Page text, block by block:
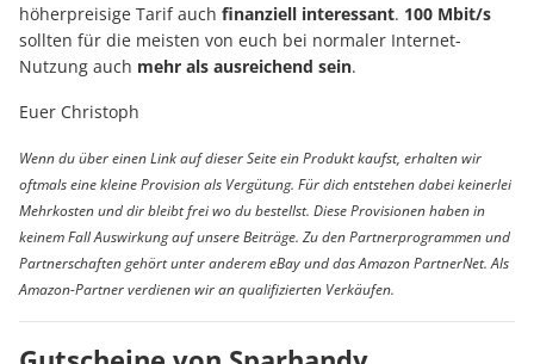
höherpreisige Tarif auch finanziell interessant. 100 Mbit/s
sollten für die meisten von euch bei normaler Internet-
Nutzung auch mehr als ausreichend sein.
Euer Christoph
Wenn du über einen Link auf dieser Seite ein Produkt kaufst, erhalten wir
oftmals eine kleine Provision als Vergütung. Für dich entstehen dabei keinerlei
Mehrkosten und dir bleibt frei wo du bestellst. Diese Provisionen haben in
keinem Fall Auswirkung auf unsere Beiträge. Zu den Partnerprogrammen und
Partnerschaften gehört unter anderem eBay und das Amazon PartnerNet. Als
Amazon-Partner verdienen wir an qualifizierten Verkäufen.